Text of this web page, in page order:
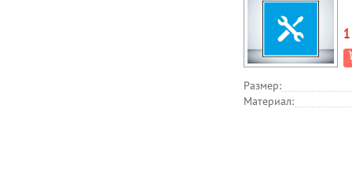
Размер:
Материал: